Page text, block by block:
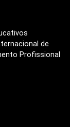
de
Profissional